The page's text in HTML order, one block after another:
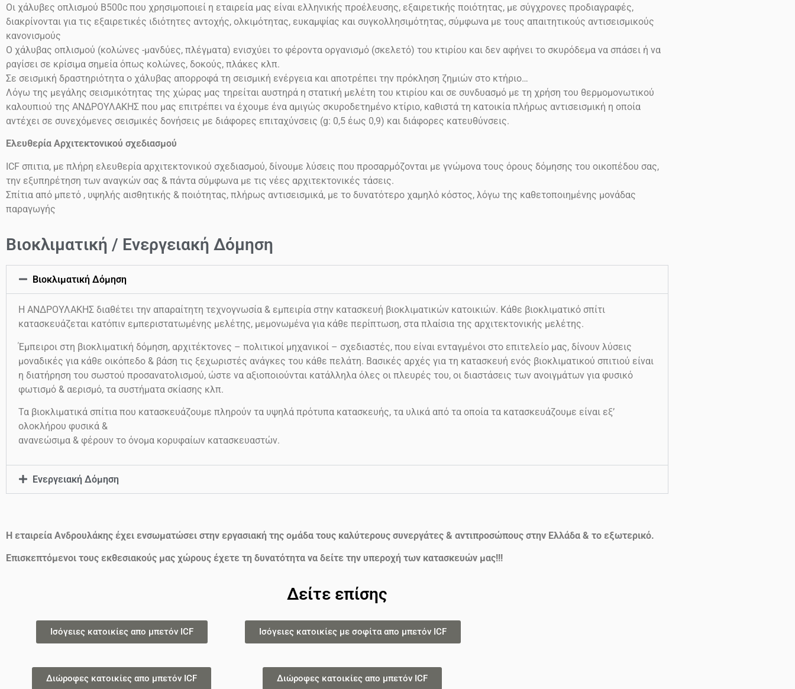
Οι χάλυβες οπλισμού Β500c που χρησιμοποιεί η εταιρεία μας είναι ελληνικής προέλευσης, εξαιρετικής ποιότητας, με σύγχρονες προδιαγραφές,
διακρίνονται για τις εξαιρετικές ιδιότητες αντοχής, ολκιμότητας, ευκαμψίας και συγκολλησιμότητας, σύμφωνα με τους απαιτητικούς αντισεισμικούς
κανονισμούς
Ο χάλυβας οπλισμού (κολώνες -μανδύες, πλέγματα) ενισχύει το φέροντα οργανισμό (σκελετό) του κτιρίου και δεν αφήνει το σκυρόδεμα να σπάσει ή να
ραγίσει σε κρίσιμα σημεία όπως κολώνες, δοκούς, πλάκες κλπ.
Σε σεισμική δραστηριότητα ο χάλυβας απορροφά τη σεισμική ενέργεια και αποτρέπει την πρόκληση ζημιών στο κτήριο…
Λόγω της μεγάλης σεισμικότητας της χώρας μας τηρείται αυστηρά η στατική μελέτη του κτιρίου και σε συνδυασμό με τη χρήση του θερμομονωτικού
καλουπιού της ΑΝΔΡΟΥΛΑΚΗΣ που μας επιτρέπει να έχουμε ένα αμιγώς σκυροδετημένο κτίριο, καθιστά τη κατοικία πλήρως αντισεισμική η οποία
αντέχει σε συνεχόμενες σεισμικές δονήσεις με διάφορες επιταχύνσεις (g: 0,5 έως 0,9) και διάφορες κατευθύνσεις.
Ελευθερία Αρχιτεκτονικού σχεδιασμού
ICF σπιτια, με πλήρη ελευθερία αρχιτεκτονικού σχεδιασμού, δίνουμε λύσεις που προσαρμόζονται με γνώμονα τους όρους δόμησης του οικοπέδου σας,
την εξυπηρέτηση των αναγκών σας & πάντα σύμφωνα με τις νέες αρχιτεκτονικές τάσεις.
Σπίτια από μπετό , υψηλής αισθητικής & ποιότητας, πλήρως αντισεισμικά, με το δυνατότερο χαμηλό κόστος, λόγω της καθετοποιημένης μονάδας
παραγωγής
Βιοκλιματική / Ενεργειακή Δόμηση
Βιοκλιματική Δόμηση
Η ΑΝΔΡΟΥΛΑΚΗΣ διαθέτει την απαραίτητη τεχνογνωσία & εμπειρία στην κατασκευή βιοκλιματικών κατοικιών. Κάθε βιοκλιματικό σπίτι
κατασκευάζεται κατόπιν εμπεριστατωμένης μελέτης, μεμονωμένα για κάθε περίπτωση, στα πλαίσια της αρχιτεκτονικής μελέτης.
Έμπειροι στη βιοκλιματική δόμηση, αρχιτέκτονες – πολιτικοί μηχανικοί – σχεδιαστές, που είναι ενταγμένοι στο επιτελείο μας, δίνουν λύσεις
μοναδικές για κάθε οικόπεδο & βάση τις ξεχωριστές ανάγκες του κάθε πελάτη. Βασικές αρχές για τη κατασκευή ενός βιοκλιματικού σπιτιού είναι
η διατήρηση του σωστού προσανατολισμού, ώστε να αξιοποιούνται κατάλληλα όλες οι πλευρές του, οι διαστάσεις των ανοιγμάτων για φυσικό
φωτισμό & αερισμό, τα συστήματα σκίασης κλπ.
Τα βιοκλιματικά σπίτια που κατασκευάζουμε πληρούν τα υψηλά πρότυπα κατασκευής, τα υλικά από τα οποία τα κατασκευάζουμε είναι εξ’
ολοκλήρου φυσικά &
ανανεώσιμα & φέρουν το όνομα κορυφαίων κατασκευαστών.
Ενεργειακή Δόμηση
Η εταιρεία Ανδρουλάκης έχει ενσωματώσει στην εργασιακή της ομάδα τους καλύτερους συνεργάτες & αντιπροσώπους στην Ελλάδα & το εξωτερικό.
Επισκεπτόμενοι τους εκθεσιακούς μας χώρους έχετε τη δυνατότητα να δείτε την υπεροχή των κατασκευών μας!!!
Δείτε επίσης
Ισόγειες κατοικίες απο μπετόν ICF Ισόγειες κατοικίες με σοφίτα απο μπετόν ICF
Διώροφες κατοικίες απο μπετόν ICF Διώροφες κατοικίες απο μπετόν ICF